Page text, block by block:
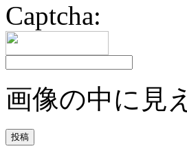
Captcha:
画像の中に見